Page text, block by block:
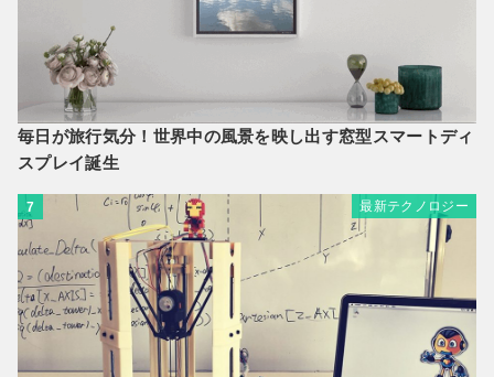
毎日が旅行気分！世界中の風景を映し出す窓型スマートディ
スプレイ誕生
7 最新テクノロジー